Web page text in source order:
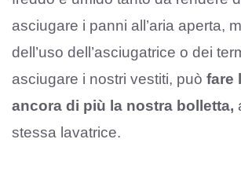
asciugare i panni all’aria aperta,
dell’uso dell’asciugatrice o dei
asciugare i nostri vestiti, può fare
ancora di più la nostra bolletta,
stessa lavatrice.